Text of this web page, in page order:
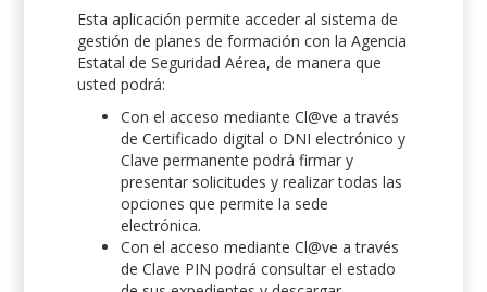
Esta aplicación permite acceder al sistema de
gestión de planes de formación con la Agencia
Estatal de Seguridad Aérea, de manera que
usted podrá:
Con el acceso mediante Cl@ve a través
de Certificado digital o DNI electrónico y
Clave permanente podrá firmar y
presentar solicitudes y realizar todas las
opciones que permite la sede
electrónica.
Con el acceso mediante Cl@ve a través
de Clave PIN podrá consultar el estado